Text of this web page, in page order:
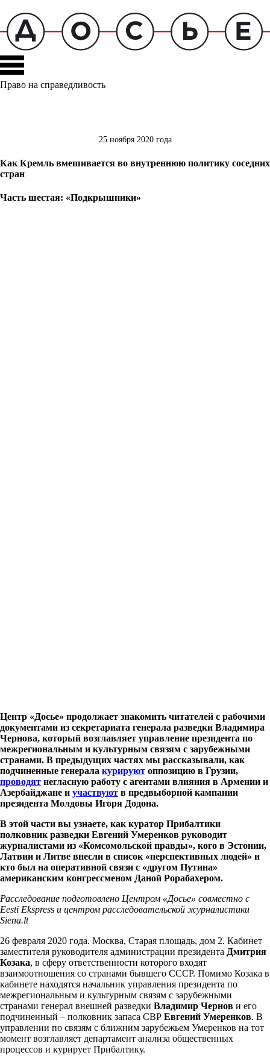
Право на справедливость
25 ноября 2020 года
Как Кремль вмешивается во внутреннюю политику соседних
стран
Часть шестая: «Подкрышники»
Центр «Досье» продолжает знакомить читателей с рабочими
документами из секретариата генерала разведки Владимира
Чернова, который возглавляет управление президента по
межрегиональным и культурным связям с зарубежными
странами. В предыдущих частях мы рассказывали, как
подчиненные генерала курируют оппозицию в Грузии,
проводят негласную работу с агентами влияния в Армении и
Азербайджане и участвуют в предвыборной кампании
президента Молдовы Игоря Додона.
В этой части вы узнаете, как куратор Прибалтики
полковник разведки Евгений Умеренков руководит
журналистами из «Комсомольской правды», кого в Эстонии,
Латвии и Литве внесли в список «перспективных людей» и
кто был на оперативной связи с «другом Путина»
американским конгрессменом Даной Рорабахером.
Расследование подготовлено Центром «Досье» совместно с
Eesti Ekspress и центром расследовательской журналистики
Siena.lt
26 февраля 2020 года. Москва, Старая площадь, дом 2. Кабинет
заместителя руководителя администрации президента Дмитрия
Козака, в сферу ответственности которого входят
взаимоотношения со странами бывшего СССР. Помимо Козака в
кабинете находятся начальник управления президента по
межрегиональным и культурным связям с зарубежными
странами генерал внешней разведки Владимир Чернов и его
подчиненный – полковник запаса СВР Евгений Умеренков. В
управлении по связям с ближним зарубежьем Умеренков на тот
момент возглавляет департамент анализа общественных
процессов и курирует Прибалтику.